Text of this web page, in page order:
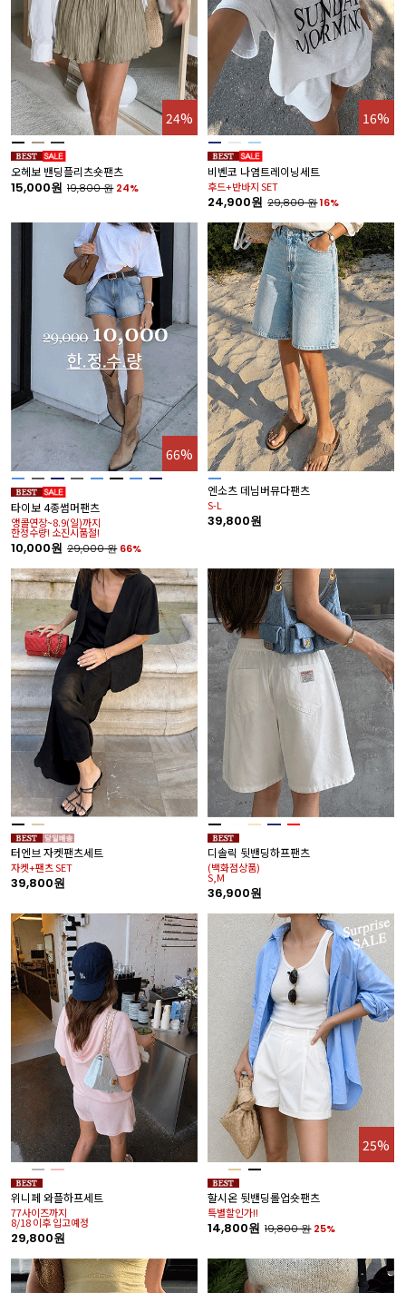
24%
오헤보 밴딩플리츠숏팬츠
15,000원 19,800원 24%
16%
비벤코 나염트레이닝세트
후드+반바지 SET
24,900원 29,800원16%
66%
타이보 4종썸머팬츠
앵콜연장~8.9(일)까지
한정수량! 소진시품절!
10,000원 29,000원 66%
엔소츠 데님버뮤다팬츠
S-L
39,800원
터엔브 자켓팬츠세트
자켓+팬츠 SET
39,800원
디솔릭 뒷밴딩하프팬츠
(백화점상품)
S,M
36,900원
위니페 와플하프세트
77사이즈까지
8/18 이후 입고예정
29,800원
25%
할시온 뒷밴딩롤업숏팬츠
특별할인가!!
14,800원 19,800원 25%